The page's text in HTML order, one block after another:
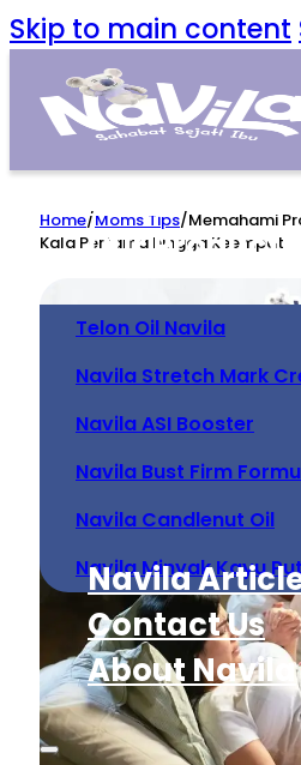
Skip to main content
Home
Our Product
Telon Oil Navila
Navila Stretch Mark
Navila ASI Booster
Navila Bust Firm
Navila Candlenut Oil
Navila Minyak Kayu
Navila
Contact Us
About Navila
Home/Moms Tips/Memahami
Kala Pertama hingga Keempat